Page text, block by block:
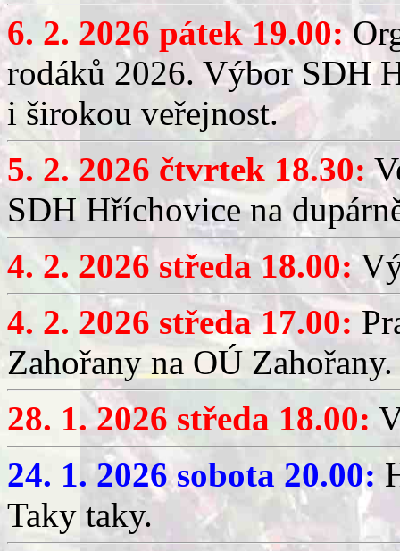
6. 2. 2026 pátek 19.00:
rodáků 2026. Výbor SDH
i širokou veřejnost.
5. 2. 2026 čtvrtek 18.30:
SDH Hříchovice na
4. 2. 2026 středa 18.00:
4. 2. 2026 středa 17.00:
Zahořany na OÚ Zahořany.
28. 1. 2026 středa 18.00:
24. 1. 2026 sobota 20.00:
Taky taky.